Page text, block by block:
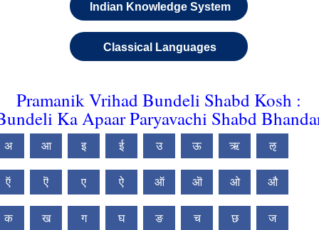
Indian Knowledge System
Classical Languages
Pramanik Vrihad Bundeli Shabd Kosh :
Ka Apaar Paryavachi Shabd
अ आ इ ई उ ऊ ऋ ऌ
ऍ ऎ ए ऐ ऑ ऒ ओ औ
क ख ग घ ङ च छ ज